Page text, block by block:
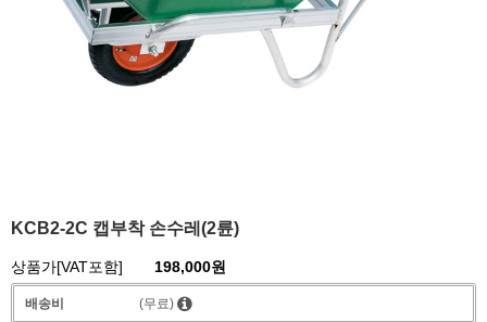
KCB2-2C 캡부착 손수레(2륜)
상품가[VAT포함] 198,000원
배송비 (무료)